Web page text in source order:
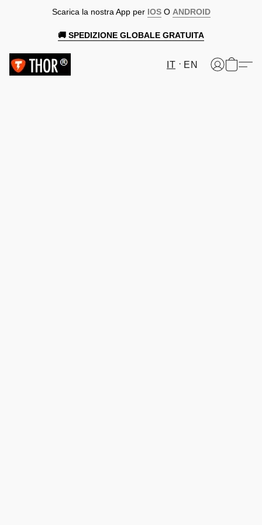
Scarica la nostra App per IOSO ANDROID
🚚 SPEDIZIONE GLOBALE GRATUITA
IT EN